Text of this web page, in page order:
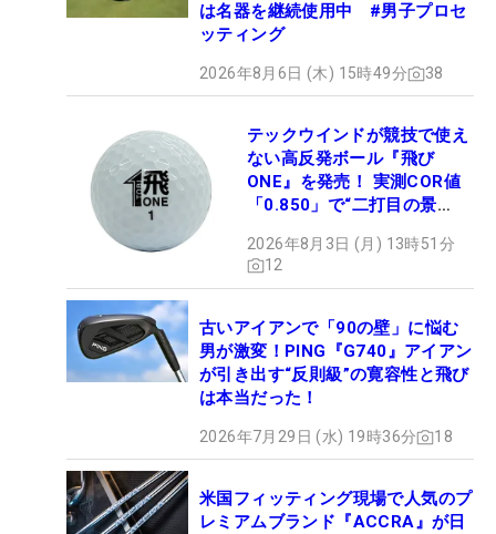
は名器を継続使用中 #男子プロセ
ッティング
2026年8月6日 (木) 15時49分 38
テックウインドが競技で使え
ない高反発ボール『飛び
ONE』を発売！ 実測COR値
「0.850」で“二打目の景
2026年8月3日 (月) 13時51分
12
古いアイアンで「90の壁」に悩む
男が激変！PING『G740』アイアン
が引き出す“反則級”の寛容性と飛び
は本当だった！
2026年7月29日 (水) 19時36分 18
米国フィッティング現場で人気のプ
レミアムブランド『ACCRA』が日